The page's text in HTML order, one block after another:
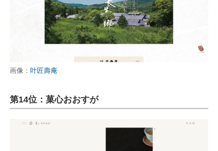
画像： 叶匠壽庵
第14位：菓心おおすが